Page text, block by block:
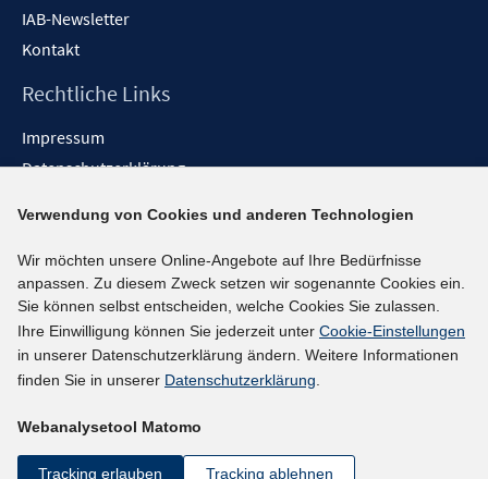
IAB-Newsletter
Kontakt
Rechtliche Links
Impressum
Datenschutzerklärung
Barrieren melden
Social-Media-Kanäle
BlueSky
YouTube
LinkedIn
kununu
Netiquette
Verwendung von Cookies und anderen Technologien
Wir möchten unsere Online-Angebote auf Ihre Bedürfnisse
anpassen. Zu diesem Zweck setzen wir sogenannte Cookies ein.
Sie können selbst entscheiden, welche Cookies Sie zulassen.
Ihre Einwilligung können Sie jederzeit unter Cookie-Einstellungen
in unserer Datenschutzerklärung ändern. Weitere Informationen
finden Sie in unserer Datenschutzerklärung.
Webanalysetool Matomo
Tracking erlauben Tracking ablehnen